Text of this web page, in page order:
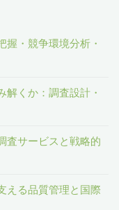
握・競争環境分析・
解くか：調査設計・
査サービスと戦略的
える品質管理と国際